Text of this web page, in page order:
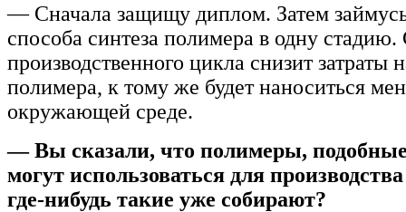
— Сначала защищу диплом. Затем
способа синтеза полимера в одну
производственного цикла снизит затраты
полимера, к тому же будет наноситься
окружающей среде.
— Вы сказали, что полимеры,
могут использоваться для
где-нибудь такие уже собирают?